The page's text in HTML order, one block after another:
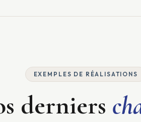
EXEMPLES DE RÉALISATIONS
derniers